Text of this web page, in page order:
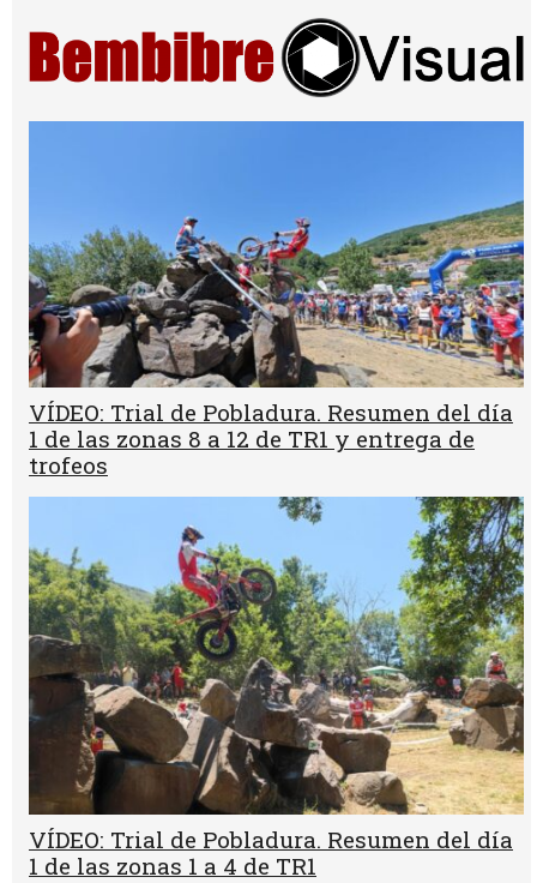
VÍDEO: Trial de Pobladura. Resumen del día
1 de las zonas 8 a 12 de TR1 y entrega de
trofeos
VÍDEO: Trial de Pobladura. Resumen del día
1 de las zonas 1 a 4 de TR1